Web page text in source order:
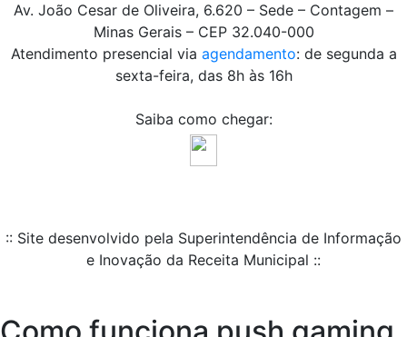
Av. João Cesar de Oliveira, 6.620 – Sede – Contagem –
Minas Gerais – CEP 32.040-000
Atendimento presencial via agendamento: de segunda a
sexta-feira, das 8h às 16h
Saiba como chegar:
:: Site desenvolvido pela Superintendência de Informação
e Inovação da Receita Municipal ::